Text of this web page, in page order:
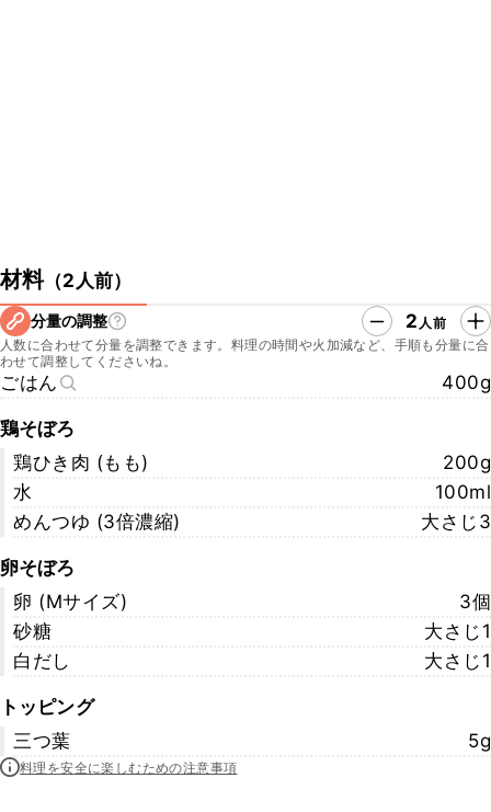
・クラシルInstagram
https://www.instagram.com/kurashiru/
・クラシルX
https://twitter.com/kurashiru0119
材料（2人前）
分量の調整 2 人前
人数に合わせて分量を調整できます。料理の時間や火加減など、手順も分量に合
わせて調整してくださいね。
ごはん 400g
鶏そぼろ
鶏ひき肉 (もも)
200g
水
100ml
めんつゆ (3倍濃縮)
大さじ3
卵そぼろ
卵 (Mサイズ)
3個
砂糖
大さじ1
白だし
大さじ1
トッピング
三つ葉
5g
料理を安全に楽しむための注意事項